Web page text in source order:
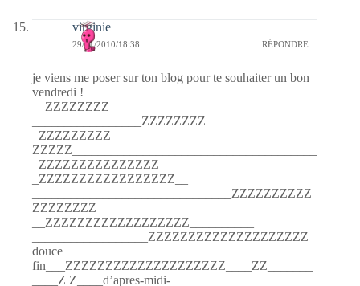
virginie
29/01/2010/18:38 RÉPONDRE
je viens me poser sur ton blog pour te souhaiter un bon
vendredi !
__ZZZZZZZZ________________________________
_________________ZZZZZZZZ
_ZZZZZZZZZ
ZZZZZ______________________________________
_ZZZZZZZZZZZZZZZ
_ZZZZZZZZZZZZZZZZZ__
_______________________________ZZZZZZZZZZ
ZZZZZZZZ
__ZZZZZZZZZZZZZZZZZZ__________
__________________ZZZZZZZZZZZZZZZZZZZZ
douce
fin___ZZZZZZZZZZZZZZZZZZZZ____ZZ_______
____Z Z____d’apres-midi-